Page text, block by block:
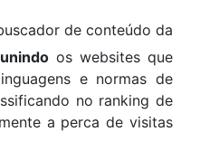
de conteúdo da
os websites que
e normas de
no ranking de
a perca de visitas